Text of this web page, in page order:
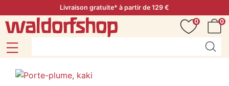
Livraison gratuite* à partir de 129 €
0
0